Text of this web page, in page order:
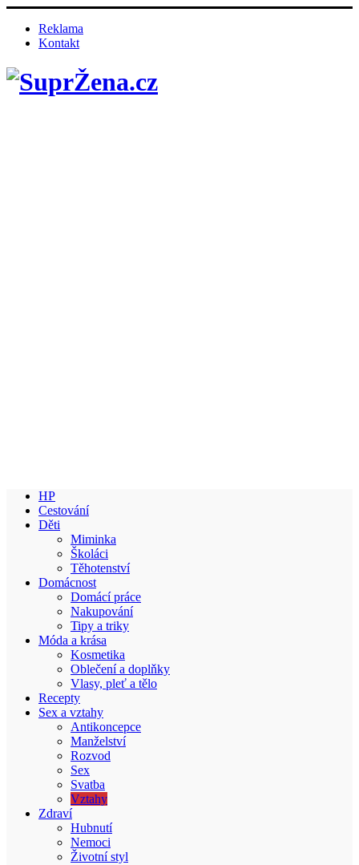
Reklama
Kontakt
HP
Cestování
Děti
Miminka
Školáci
Těhotenství
Domácnost
Domácí práce
Nakupování
Tipy a triky
Móda a krása
Kosmetika
Oblečení a doplňky
Vlasy, pleť a tělo
Recepty
Sex a vztahy
Antikoncepce
Manželství
Rozvod
Sex
Svatba
Vztahy
Zdraví
Hubnutí
Nemoci
Životní styl